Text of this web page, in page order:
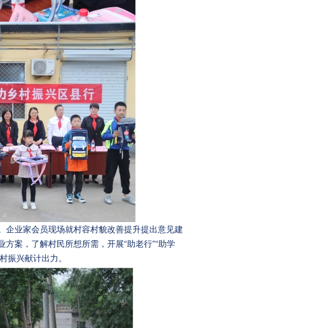
业家会员现场就村容村貌改善提升提出意见建
案，了解村民所想所需，开展“助老行”“助学
振兴献计出力。